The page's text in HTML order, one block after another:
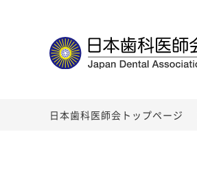
日本歯科医師会トップページ